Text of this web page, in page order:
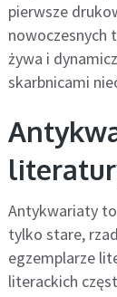
pierwsze
nowoczesnych
żywa i
skarbnicami
Antykwariaty
tylko stare,
egzemplarze
literackich